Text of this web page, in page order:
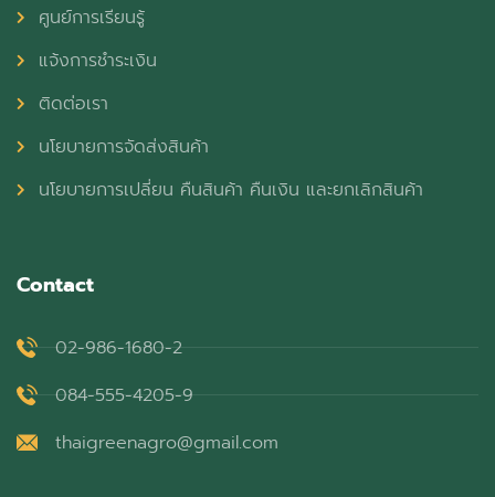
ศูนย์การเรียนรู้
แจ้งการชำระเงิน
ติดต่อเรา
นโยบายการจัดส่งสินค้า
นโยบายการเปลี่ยน คืนสินค้า คืนเงิน และยกเลิกสินค้า
Contact
02-986-1680-2
084-555-4205-9
thaigreenagro@gmail.com